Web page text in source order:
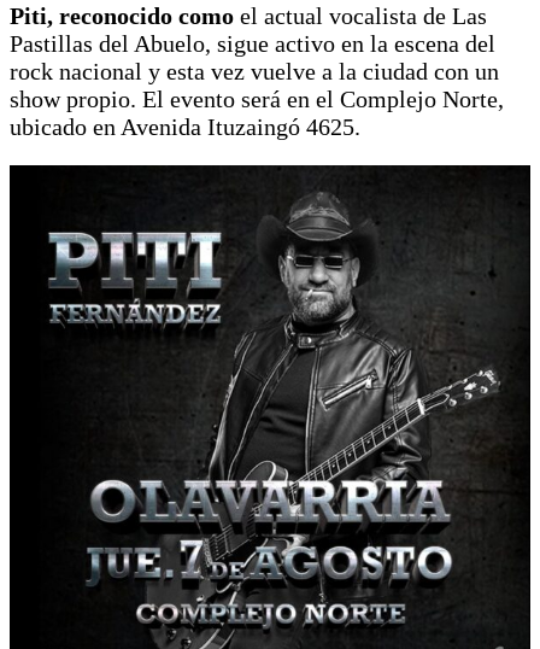
Piti, reconocido como el actual vocalista de Las
Pastillas del Abuelo, sigue activo en la escena del
rock nacional y esta vez vuelve a la ciudad con un
show propio. El evento será en el Complejo Norte,
ubicado en Avenida Ituzaingó 4625.